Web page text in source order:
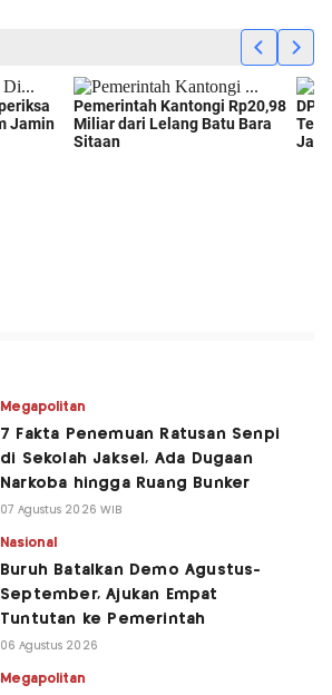
Megapolitan
7 Fakta Penemuan Ratusan Senpi
di Sekolah Jaksel, Ada Dugaan
Narkoba hingga Ruang Bunker
07 Agustus 2026 WIB
Nasional
Buruh Batalkan Demo Agustus-
September, Ajukan Empat
Tuntutan ke Pemerintah
06 Agustus 2026
Megapolitan